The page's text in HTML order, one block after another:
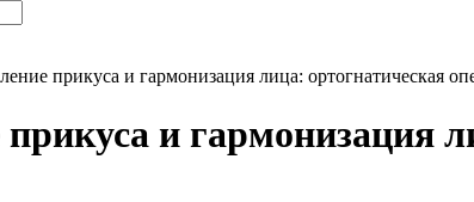
прикуса и гармонизация лица: ортогнатическая
и гармонизация